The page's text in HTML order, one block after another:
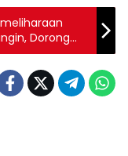
Dorong
Warga